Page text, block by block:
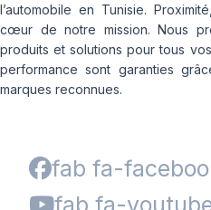
l’automobile en Tunisie.
cœur de notre mission. Nous
produits et solutions pour tous
performance sont garanties
marques reconnues.
fab fa-
fab fa-